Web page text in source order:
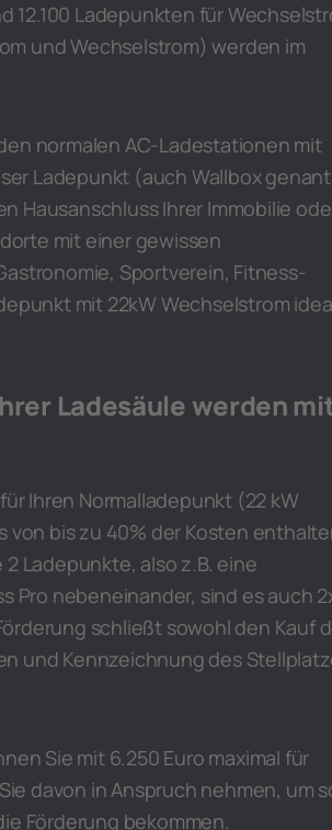
12.100 Ladepunkten für
und Wechselstrom) werden im
normalen AC-Ladestationen mit
Ladepunkt (auch Wallbox
Hausanschluss Ihrer Immobilie
mit einer gewissen
Sportverein, Fitness-
mit 22kW Wechselstrom
Ladesäule werden
Ihren Normalladepunkt (22 kW
bis zu 40% der Kosten
Ladepunkte, also z.B. eine
Pro nebeneinander, sind es auch
schließt sowohl den Kauf
und Kennzeichnung des
Sie mit 6.250 Euro maximal für
davon in Anspruch nehmen, um
Förderung bekommen.